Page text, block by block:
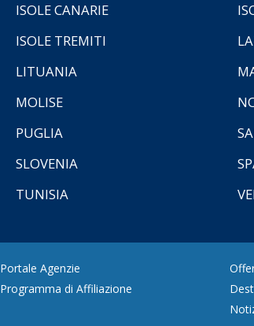
ISOLE CANARIE
ISOLE TREMITI
LITUANIA
MOLISE
PUGLIA
SLOVENIA
TUNISIA
Portale Agenzie
Programma di Affiliazione